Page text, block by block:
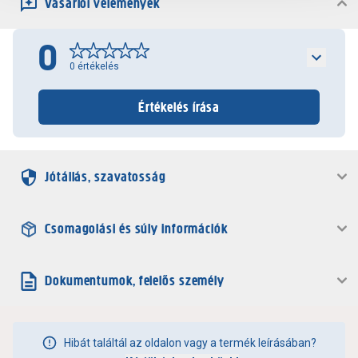
0 0 értékelés
Értékelés írása
Jótállás, szavatosság
Csomagolási és súly információk
Dokumentumok, felelős személy
Hibát találtál az oldalon vagy a termék leírásában?